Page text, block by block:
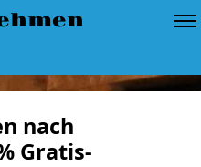
nach
Gratis-